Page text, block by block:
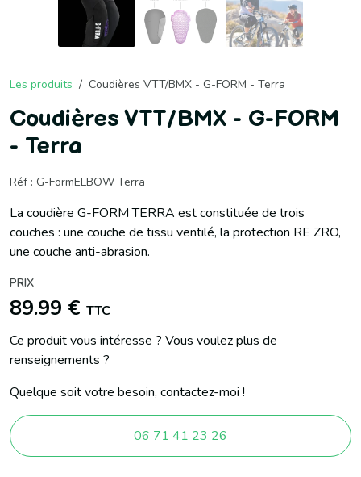
Les produits Coudières VTT/BMX - G-FORM - Terra
Coudières VTT/BMX - G-FORM
- Terra
Réf : G-FormELBOW Terra
La coudière G-FORM TERRA est constituée de trois
couches : une couche de tissu ventilé, la protection RE ZRO,
une couche anti-abrasion.
PRIX
89.99 € TTC
Ce produit vous intéresse ? Vous voulez plus de
renseignements ?
Quelque soit votre besoin, contactez-moi !
06 71 41 23 26